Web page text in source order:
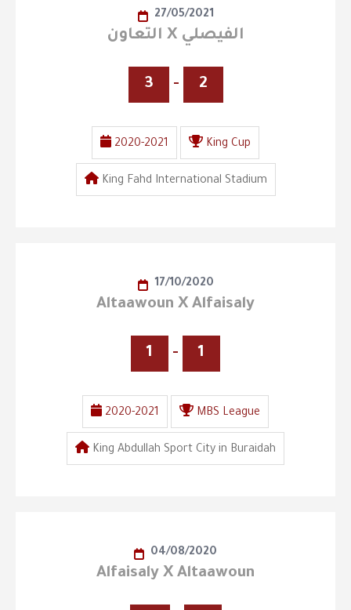
27/05/2021
التعاون X الفيصلي
3 - 2
2020-2021 King Cup
King Fahd International Stadium
17/10/2020
Altaawoun X Alfaisaly
1 - 1
2020-2021 MBS League
King Abdullah Sport City in Buraidah
04/08/2020
Alfaisaly X Altaawoun